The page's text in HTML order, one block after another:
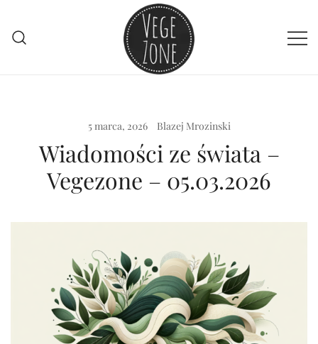
treści
5 marca, 2026 Blazej Mrozinski
Wiadomości ze świata –
Vegezone – 05.03.2026